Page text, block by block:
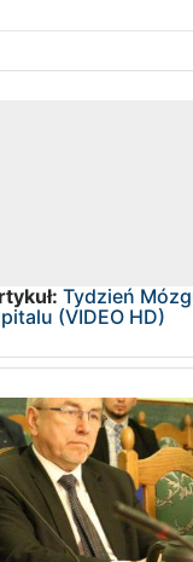
Tydzień
(VIDEO HD)